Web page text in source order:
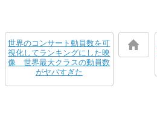
世界のコンサート動員数を可
視化してランキングにした映
像 世界最大クラスの動員数
がヤバすぎた